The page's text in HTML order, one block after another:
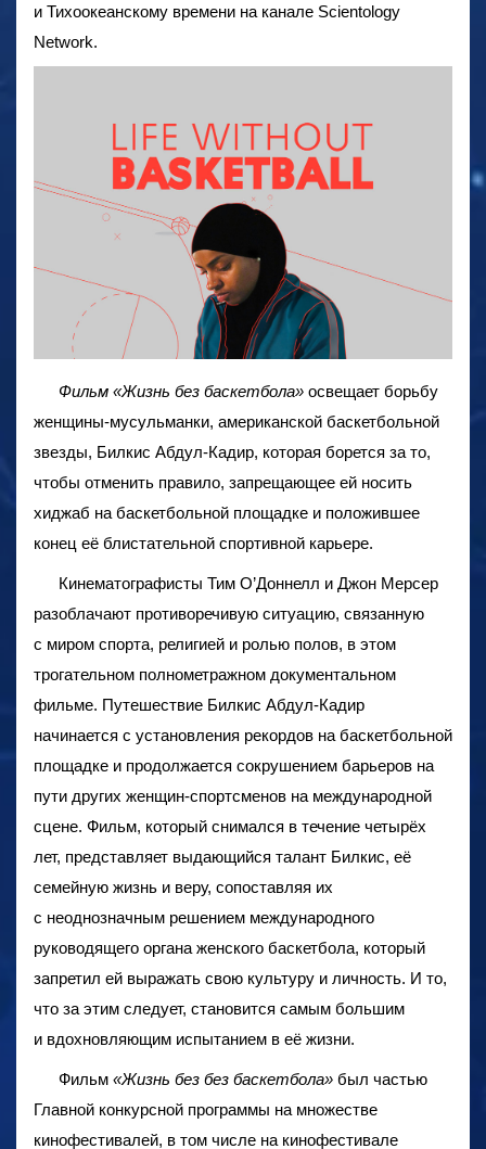
и Тихоокеанскому времени на канале Scientology
Network.
Фильм «Жизнь без баскетбола» освещает борьбу
женщины-мусульманки, американской баскетбольной
звезды, Билкис Абдул-Кадир, которая борется за то,
чтобы отменить правило, запрещающее ей носить
хиджаб на баскетбольной площадке и положившее
конец её блистательной спортивной карьере.
Кинематографисты Тим O’Доннелл и Джон Мерсер
разоблачают противоречивую ситуацию, связанную
с миром спорта, религией и ролью полов, в этом
трогательном полнометражном документальном
фильме. Путешествие Билкис Абдул-Кадир
начинается с установления рекордов на баскетбольной
площадке и продолжается сокрушением барьеров на
пути других женщин-спортсменов на международной
сцене. Фильм, который снимался в течение четырёх
лет, представляет выдающийся талант Билкис, её
семейную жизнь и веру, сопоставляя их
с неоднозначным решением международного
руководящего органа женского баскетбола, который
запретил ей выражать свою культуру и личность. И то,
что за этим следует, становится самым большим
и вдохновляющим испытанием в её жизни.
Фильм «Жизнь без без баскетбола» был частью
Главной конкурсной программы на множестве
кинофестивалей, в том числе на кинофестивале